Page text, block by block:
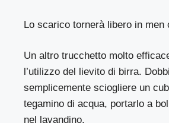
Lo scarico tornerà libero in men
Un altro trucchetto molto
l’utilizzo del lievito di birra.
semplicemente sciogliere un
tegamino di acqua, portarlo a
nel lavandino.